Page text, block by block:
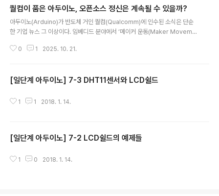
퀄컴이 품은 아두이노, 오픈소스 정신은 계속될 수 있을까?
아두이노(Arduino)가 반도체 거인 퀄컴(Qualcomm)에 인수된 소식은 단순
한 기업 뉴스 그 이상이다. 임베디드 분야에서 ‘메이커 운동(Maker Moveme
이 거대 자본의 품에 안긴다는 점에서, 커뮤니티 전반에 미묘한 긴장감이 감돈
적 실험의 영역에서 오픈소스 하드웨어의 이상을 추구해 왔다. 이 둘의 문화적
적 모델의 만남이다. 1. 오픈소스 라이선스의 지속 가능성 우선 아두이노 하드웨
0 1 2025. 10. 21.
[일단계 아두이노] 7-3 DHT11센서와 LCD쉴드
1 1 2018. 1. 14.
[일단계 아두이노] 7-2 LCD쉴드의 예제들
1 0 2018. 1. 14.